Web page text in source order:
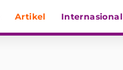
Artikel Internasional